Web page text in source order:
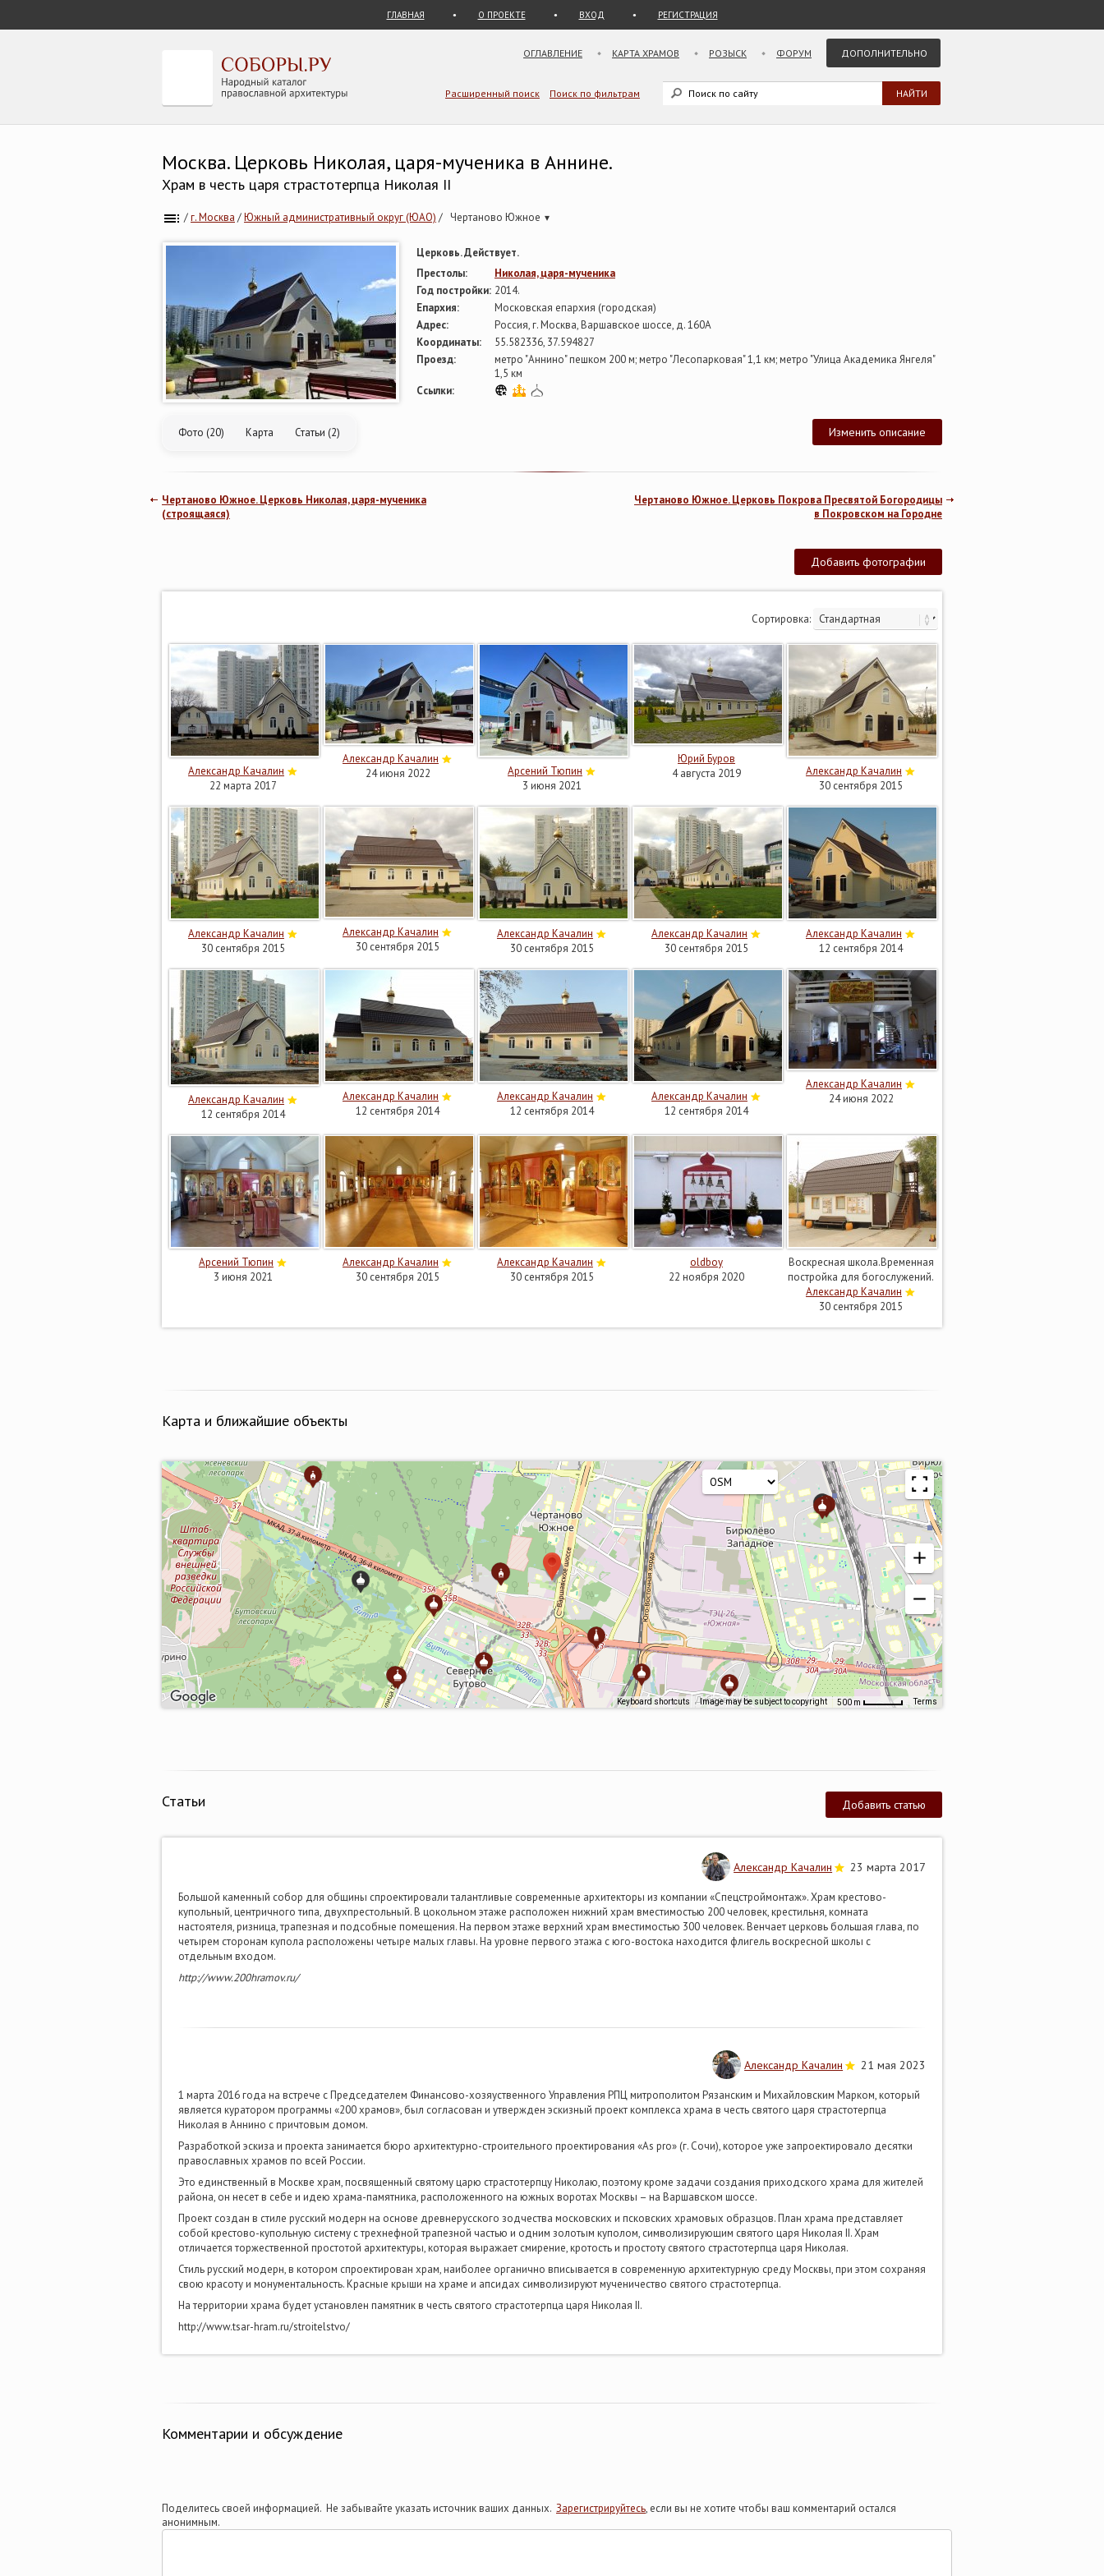
ГЛАВНАЯ О ПРОЕКТЕ ВХОД РЕГИСТРАЦИЯ
ОГЛАВЛЕНИЕ КАРТА ХРАМОВ РОЗЫСК ФОРУМ ДОПОЛНИТЕЛЬНО
Расширенный поиск Поиск по фильтрам
Москва. Церковь Николая, царя-мученика в Аннине.
Храм в честь царя страстотерпца Николая II
/г. Москва /Южный административный округ (ЮАО) / Чертаново Южное ▾
Церковь. Действует.
Престолы:
Николая, царя-мученика
Год постройки: 2014.
Епархия:
Московская епархия (городская)
Адрес:
Россия, г. Москва, Варшавское шоссе, д. 160А
Координаты:
55.582336, 37.594827
Проезд:
метро "Аннино" пешком 200 м; метро "Лесопарковая" 1,1 км; метро "Улица Академика Янгеля"
1,5 км
Ссылки:
Изменить описание
Фото (20) Карта Статьи (2)
Чертаново Южное. Церковь Покрова Пресвятой Богородицы
в Покровском на Городне
Чертаново Южное. Церковь Николая, царя-мученика
(строящаяся)
Добавить фотографии
Сортировка:
Александр Качалин
22 марта 2017
Александр Качалин
24 июня 2022
Арсений Тюпин
3 июня 2021
Юрий Буров
4 августа 2019
Александр Качалин
30 сентября 2015
Александр Качалин
30 сентября 2015
Александр Качалин
30 сентября 2015
Александр Качалин
30 сентября 2015
Александр Качалин
30 сентября 2015
Александр Качалин
12 сентября 2014
Александр Качалин
12 сентября 2014
Александр Качалин
12 сентября 2014
Александр Качалин
12 сентября 2014
Александр Качалин
12 сентября 2014
Александр Качалин
24 июня 2022
Арсений Тюпин
3 июня 2021
Александр Качалин
30 сентября 2015
Александр Качалин
30 сентября 2015
oldboy
22 ноября 2020
Воскресная школа.Временная
постройка для богослужений.
Александр Качалин
30 сентября 2015
Карта и ближайшие объекты
Keyboard shortcuts Image may be subject to copyright 500 m Terms
Добавить статью
Статьи
Александр Качалин 23 марта 2017
Большой каменный собор для общины спроектировали талантливые современные архитекторы из компании «Спецстроймонтаж». Храм крестово-
купольный, центричного типа, двухпрестольный. В цокольном этаже расположен нижний храм вместимостью 200 человек, крестильня, комната
настоятеля, ризница, трапезная и подсобные помещения. На первом этаже верхний храм вместимостью 300 человек. Венчает церковь большая глава, по
четырем сторонам купола расположены четыре малых главы. На уровне первого этажа с юго-востока находится флигель воскресной школы с
отдельным входом.
http://www.200hramov.ru/
Александр Качалин 21 мая 2023
1 марта 2016 года на встрече с Председателем Финансово-хозяуственного Управления РПЦ митрополитом Рязанским и Михайловским Марком, который
является куратором программы «200 храмов», был согласован и утвержден эскизный проект комплекса храма в честь святого царя страстотерпца
Николая в Аннино с причтовым домом.
Разработкой эскиза и проекта занимается бюро архитектурно-строительного проектирования «As pro» (г. Сочи), которое уже запроектировало десятки
православных храмов по всей России.
Это единственный в Москве храм, посвященный святому царю страстотерпцу Николаю, поэтому кроме задачи создания приходского храма для жителей
района, он несет в себе и идею храма-памятника, расположенного на южных воротах Москвы – на Варшавском шоссе.
Проект создан в стиле русский модерн на основе древнерусского зодчества московских и псковских храмовых образцов. План храма представляет
собой крестово-купольную систему с трехнефной трапезной частью и одним золотым куполом, символизирующим святого царя Николая II. Храм
отличается торжественной простотой архитектуры, которая выражает смирение, кротость и простоту святого страстотерпца царя Николая.
Стиль русский модерн, в котором спроектирован храм, наиболее органично вписывается в современную архитектурную среду Москвы, при этом сохраняя
свою красоту и монументальность. Красные крыши на храме и апсидах символизируют мученичество святого страстотерпца.
На территории храма будет установлен памятник в честь святого страстотерпца царя Николая II.
http://www.tsar-hram.ru/stroitelstvo/
Комментарии и обсуждение
Поделитесь своей информацией. Не забывайте указать источник ваших данных. Зарегистрируйтесь, если вы не хотите чтобы ваш комментарий остался
анонимным.